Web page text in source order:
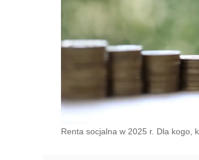
Renta socjalna w 2025 r. Dla kogo,